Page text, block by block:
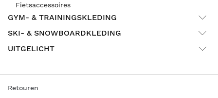
Fietsaccessoires
GYM- & TRAININGSKLEDING
SKI- & SNOWBOARDKLEDING
UITGELICHT
Retouren